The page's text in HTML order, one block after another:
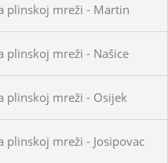
plinskoj mreži - Martin
plinskoj mreži - Našice
plinskoj mreži - Osijek
mreži - Josipovac